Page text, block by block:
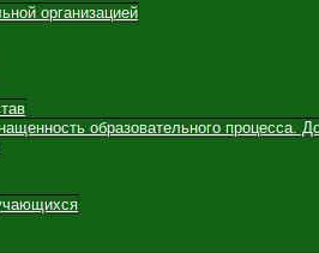
организацией
образовательного процесса.